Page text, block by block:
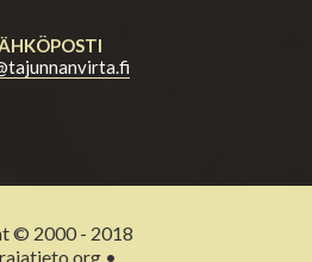
© 2000 - 2018
•